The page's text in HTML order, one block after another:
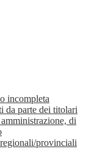
incompleta
da parte dei titolari
di
provinciali